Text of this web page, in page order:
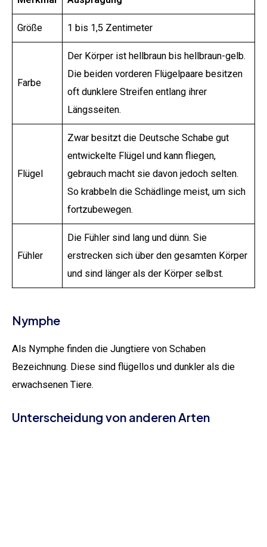
Größe 1 bis 1,5 Zentimeter
Farbe
Der Körper ist hellbraun bis hellbraun-gelb.
Die beiden vorderen Flügelpaare besitzen
oft dunklere Streifen entlang ihrer
Längsseiten.
Flügel
Zwar besitzt die Deutsche Schabe gut
entwickelte Flügel und kann fliegen,
gebrauch macht sie davon jedoch selten.
So krabbeln die Schädlinge meist, um sich
fortzubewegen.
Fühler
Die Fühler sind lang und dünn. Sie
erstrecken sich über den gesamten Körper
und sind länger als der Körper selbst.
Nymphe
Als Nymphe finden die Jungtiere von Schaben
Bezeichnung. Diese sind flügellos und dunkler als die
erwachsenen Tiere.
Unterscheidung von anderen Arten